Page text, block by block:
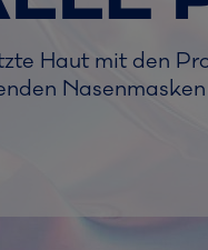
Haut mit den